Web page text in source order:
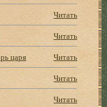
Читать
Читать
царя
Читать
Читать
Читать